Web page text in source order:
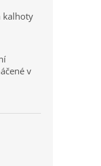
kalhoty
v